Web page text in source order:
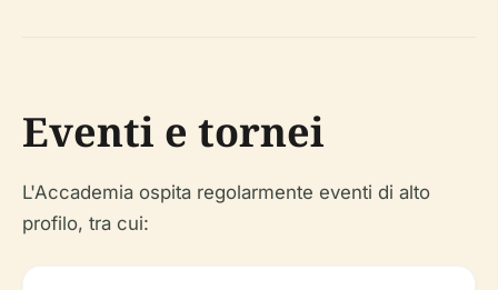
Eventi e tornei
L'Accademia ospita regolarmente eventi di alto
profilo, tra cui: